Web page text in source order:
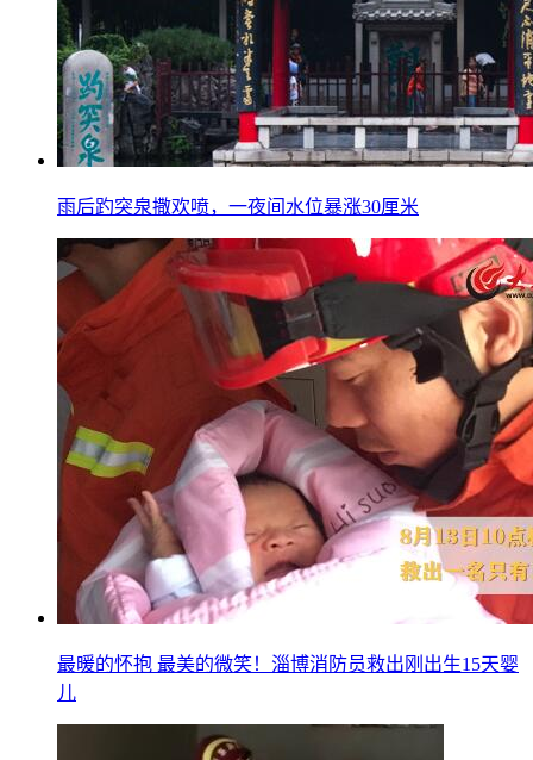
雨后趵突泉撒欢喷，一夜间水位暴涨30厘米
最暖的怀抱 最美的微笑！淄博消防员救出刚出生15天婴
儿